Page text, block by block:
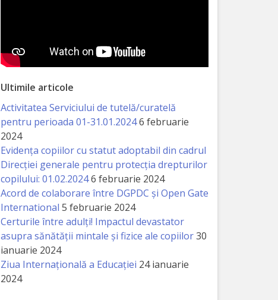
Ultimile articole
Activitatea Serviciului de tutelă/curatelă
pentru perioada 01-31.01.20246 februarie
2024
Evidența copiilor cu statut adoptabil din cadrul
Direcției generale pentru protecția drepturilor
copilului: 01.02.20246 februarie 2024
Acord de colaborare între DGPDC și Open Gate
International 5 februarie 2024
Certurile între adulți! Impactul devastator
asupra sănătății mintale și fizice ale copiilor30
ianuarie 2024
Ziua Internațională a Educației 24 ianuarie
2024